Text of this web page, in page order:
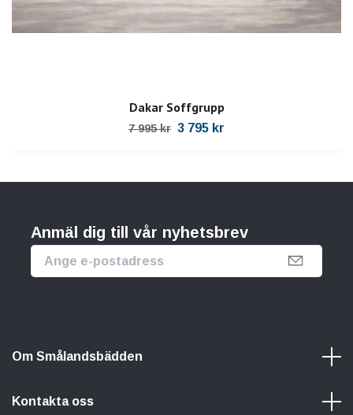
Dakar Soffgrupp
7 995 kr 3 795 kr
Anmäl dig till vår nyhetsbrev
Om Smålandsbädden
Kontakta oss